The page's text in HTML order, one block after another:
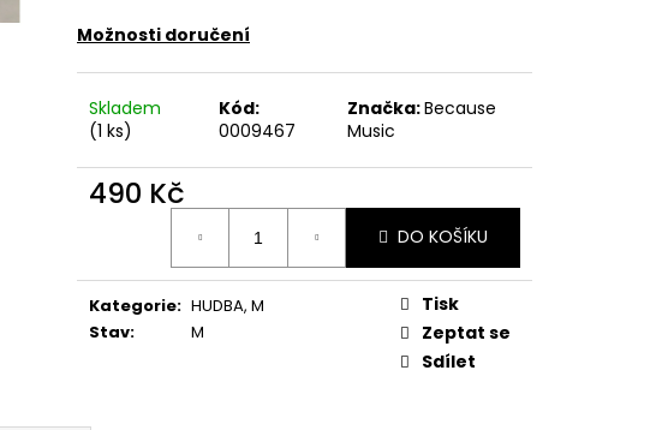
Možnosti doručení
Skladem
(1 ks)
Kód:
0009467
Značka:Because
Music
490 Kč
DO KOŠÍKU
Kategorie: HUDBA, M
Stav: M
Tisk
Zeptat se
Sdílet
FLOYD – THE PIPER AT THE GATES
DAWN CD